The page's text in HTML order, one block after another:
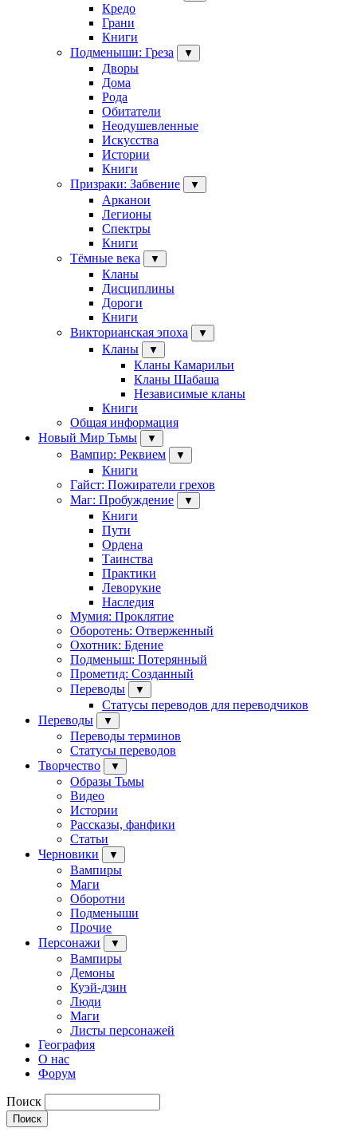
Кредо
Грани
Книги
Подменыши: Греза
▼
Дворы
Дома
Рода
Обитатели
Неодушевленные
Искусства
Истории
Книги
Призраки: Забвение
▼
Арканои
Легионы
Спектры
Книги
Тёмные века
▼
Кланы
Дисциплины
Дороги
Книги
Викторианская эпоха
▼
Кланы ▼
Кланы Камарильи
Кланы Шабаша
Независимые кланы
Книги
Общая информация
Новый Мир Тьмы
▼
Вампир: Реквием ▼
Книги
Гайст: Пожиратели грехов
Маг: Пробуждение
▼
Книги
Пути
Ордена
Таинства
Практики
Леворукие
Наследия
Мумия: Проклятие
Оборотень: Отверженный
Охотник: Бдение
Подменыш: Потерянный
Прометид: Созданный
Переводы
▼
Статусы переводов для переводчиков
Переводы
▼
Переводы терминов
Статусы переводов
Творчество
▼
Образы Тьмы
Видео
Истории
Рассказы, фанфики
Статьи
Черновики
▼
Вампиры
Маги
Оборотни
Подменыши
Прочие
Персонажи
▼
Вампиры
Демоны
Куэй-дзин
Люди
Маги
Листы персонажей
География
О нас
Форум
Поиск